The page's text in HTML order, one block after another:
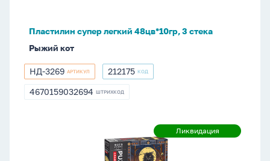
Пластилин супер легкий 48цв*10гр, 3 стека
Рыжий кот
НД-3269
НД-3269 АРТИКУЛ 212175
212175 КОД
4670159032694
4670159032694 ШТРИХКОД
Ликвидация
Ликвидация